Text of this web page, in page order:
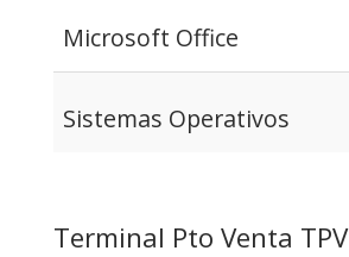
Microsoft Office
Sistemas Operativos
Terminal Pto Venta TPV